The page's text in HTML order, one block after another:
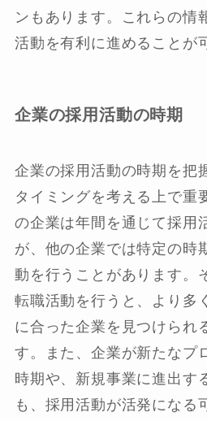
ンもあります。これらの情
活動を有利に進めることが
企業の採用活動の時期
企業の採用活動の時期を把
タイミングを考える上で重
の企業は年間を通じて採用
が、他の企業では特定の時
動を行うことがあります。
転職活動を行うと、より多
に合った企業を見つけられ
す。また、企業が新たなプ
時期や、新規事業に進出す
も、採用活動が活発になる